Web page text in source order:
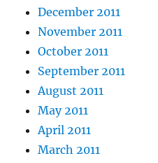
December 2011
November 2011
October 2011
September 2011
August 2011
May 2011
April 2011
March 2011